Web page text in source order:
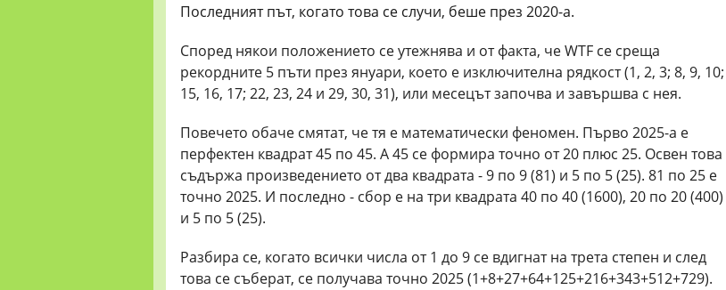
Последният път, когато това се случи, беше през 2020-а.
Според някои положението се утежнява и от факта, че WTF се среща
рекордните 5 пъти през януари, което е изключителна рядкост (1, 2, 3; 8, 9, 10;
15, 16, 17; 22, 23, 24 и 29, 30, 31), или месецът започва и завършва с нея.
Повечето обаче смятат, че тя е математически феномен. Първо 2025-а е
перфектен квадрат 45 по 45. А 45 се формира точно от 20 плюс 25. Освен това
съдържа произведението от два квадрата - 9 по 9 (81) и 5 по 5 (25). 81 по 25 е
точно 2025. И последно - сбор е на три квадрата 40 по 40 (1600), 20 по 20 (400)
и 5 по 5 (25).
Разбира се, когато всички числа от 1 до 9 се вдигнат на трета степен и след
това се съберат, се получава точно 2025 (1+8+27+64+125+216+343+512+729).